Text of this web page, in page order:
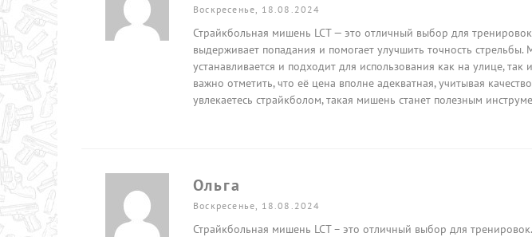
Воскресенье, 18.08.2024
Страйкбольная мишень LCT — это отличный выбор для
выдерживает попадания и помогает улучшить точность стрельбы.
устанавливается и подходит для использования как на улице,
важно отметить, что её цена вполне адекватная, учитывая
увлекаетесь страйкболом, такая мишень станет полезным
Ольга
Воскресенье, 18.08.2024
Страйкбольная мишень LCT – это отличный выбор для